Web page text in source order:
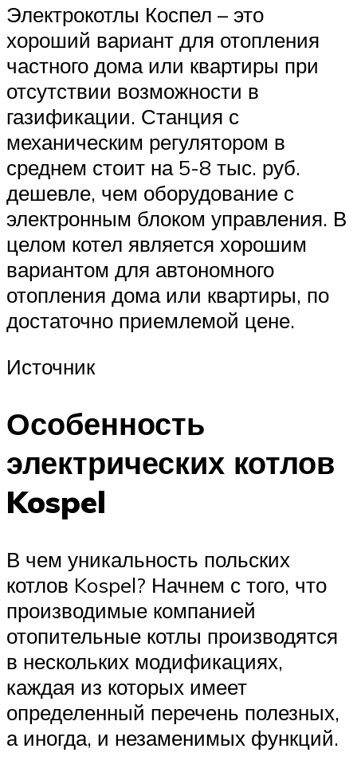
Электрокотлы Коспел – это
хороший вариант для отопления
частного дома или квартиры при
отсутствии возможности в
газификации. Станция с
механическим регулятором в
среднем стоит на 5-8 тыс. руб.
дешевле, чем оборудование с
электронным блоком управления. В
целом котел является хорошим
вариантом для автономного
отопления дома или квартиры, по
достаточно приемлемой цене.
Источник
Особенность
электрических котлов
Kospel
В чем уникальность польских
котлов Kospel? Начнем с того, что
производимые компанией
отопительные котлы производятся
в нескольких модификациях,
каждая из которых имеет
определенный перечень полезных,
а иногда, и незаменимых функций.